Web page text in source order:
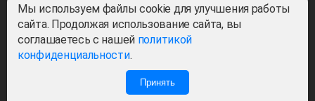
adv@arbat.media
Все права защищены ©2022-2026. Собственник — ТОО «ARBAT MEDIA
Мы используем файлы cookie для улучшения работы
сайта. Продолжая использование сайта, вы
соглашаетесь с нашей политикой
конфиденциальности.
Принять